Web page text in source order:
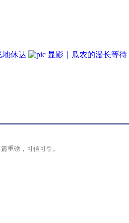
地休达 显影｜瓜农的漫长等待
重磅，可信可引。